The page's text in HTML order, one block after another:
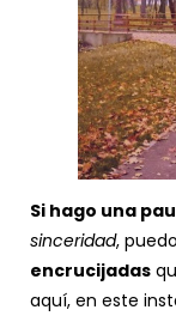
Si hago una
sinceridad,
encrucijadas
aquí, en este